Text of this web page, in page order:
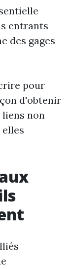
entrants
des gages
pour
d'obtenir
liens non